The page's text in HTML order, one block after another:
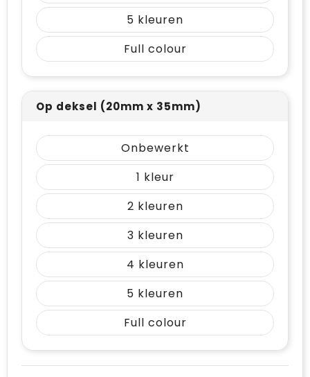
5
Full colour
Op deksel (20mm x 35mm)
Onbewerkt
1
2
3
4
5
Full colour